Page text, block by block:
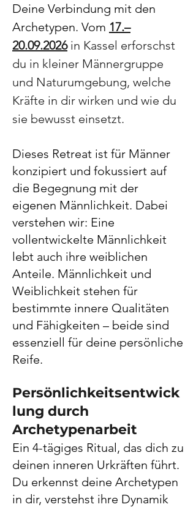
Deine Verbindung mit den
Archetypen. Vom 17.–
20.09.2026 in Kassel erforschst
du in kleiner Männergruppe
und Naturumgebung, welche
Kräfte in dir wirken und wie du
sie bewusst einsetzt.
Dieses Retreat ist für Männer
konzipiert und fokussiert auf
die Begegnung mit der
eigenen Männlichkeit. Dabei
verstehen wir: Eine
vollentwickelte Männlichkeit
lebt auch ihre weiblichen
Anteile. Männlichkeit und
Weiblichkeit stehen für
bestimmte innere Qualitäten
und Fähigkeiten – beide sind
essenziell für deine persönliche
Reife.
Persönlichkeitsentwick
lung durch
Archetypenarbeit
Ein 4-tägiges Ritual, das dich zu
deinen inneren Urkräften führt.
Du erkennst deine Archetypen
in dir, verstehst ihre Dynamik